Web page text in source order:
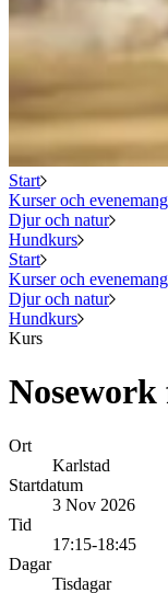
Start
Kurser och evenemang
Djur och natur
Hundkurs
Start
Kurser och evenemang
Djur och natur
Hundkurs
Kurs
Ort
Karlstad
Startdatum
3 Nov 2026
Tid
17:15-18:45
Dagar
Tisdagar